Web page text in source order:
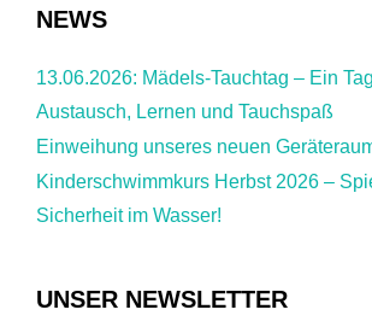
NEWS
13.06.2026: Mädels-Tauchtag – Ein
Austausch, Lernen und Tauchspaß
Einweihung unseres neuen
Kinderschwimmkurs Herbst 2026 –
Sicherheit im Wasser!
UNSER NEWSLETTER